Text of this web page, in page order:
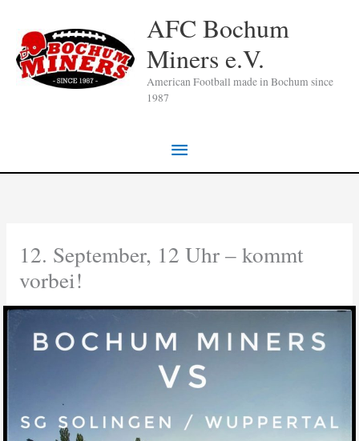
Inhalt
springen
AFC Bochum
Miners e.V.
American Football made in Bochum since
1987
Hauptmenü
12. September, 12 Uhr – kommt
vorbei!